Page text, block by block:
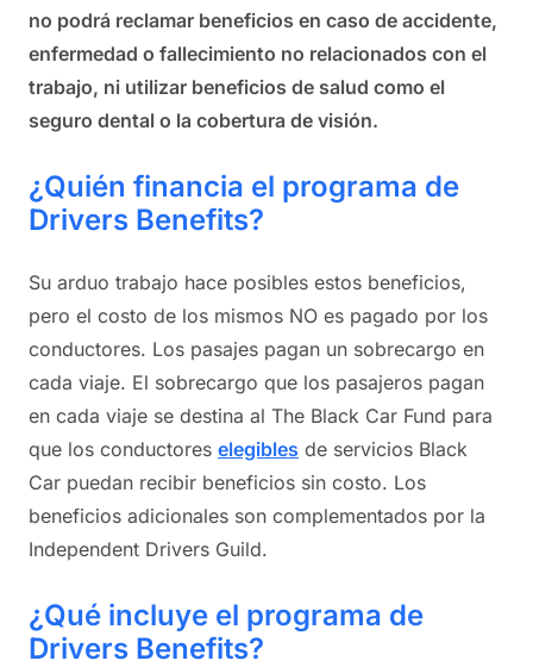
no podrá reclamar beneficios en caso de accidente,
enfermedad o fallecimiento no relacionados con el
trabajo, ni utilizar beneficios de salud como el
seguro dental o la cobertura de visión.
¿Quién financia el programa de
Drivers Benefits?
Su arduo trabajo hace posibles estos beneficios,
pero el costo de los mismos NO es pagado por los
conductores. Los pasajes pagan un sobrecargo en
cada viaje. El sobrecargo que los pasajeros pagan
en cada viaje se destina al The Black Car Fund para
que los conductores elegibles de servicios Black
Car puedan recibir beneficios sin costo. Los
beneficios adicionales son complementados por la
Independent Drivers Guild.
¿Qué incluye el programa de
Drivers Benefits?